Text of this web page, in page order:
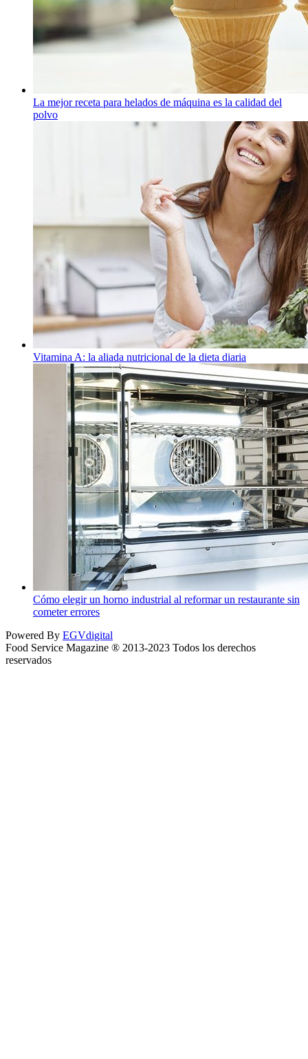
La mejor receta para helados de máquina es la calidad del
polvo
Vitamina A: la aliada nutricional de la dieta diaria
Cómo elegir un horno industrial al reformar un restaurante sin
cometer errores
Powered By EGVdigital
Food Service Magazine ® 2013-2023 Todos los derechos
reservados